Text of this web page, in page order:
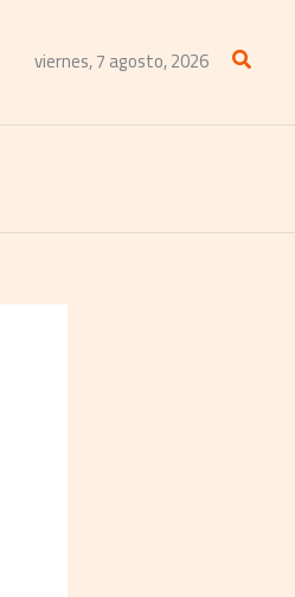
viernes, 7 agosto, 2026 Buscar